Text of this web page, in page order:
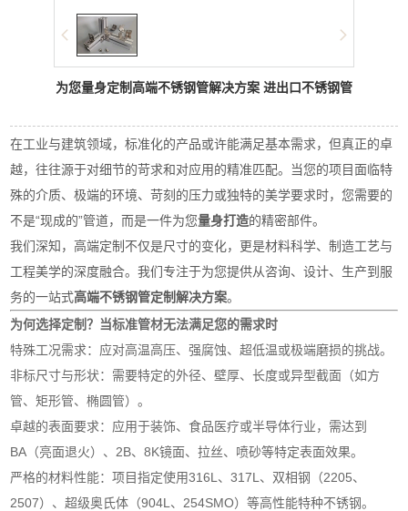
为您量身定制高端不锈钢管解决方案 进出口不锈钢管
在工业与建筑领域，标准化的产品或许能满足基本需求，但真正的卓
越，往往源于对细节的苛求和对应用的精准匹配。当您的项目面临特
殊的介质、极端的环境、苛刻的压力或独特的美学要求时，您需要的
不是“现成的”管道，而是一件为您量身打造的精密部件。
我们深知，高端定制不仅是尺寸的变化，更是材料科学、制造工艺与
工程美学的深度融合。我们专注于为您提供从咨询、设计、生产到服
务的一站式高端不锈钢管定制解决方案。
为何选择定制？当标准管材无法满足您的需求时
特殊工况需求：应对高温高压、强腐蚀、超低温或极端磨损的挑战。
非标尺寸与形状：需要特定的外径、壁厚、长度或异型截面（如方
管、矩形管、椭圆管）。
卓越的表面要求：应用于装饰、食品医疗或半导体行业，需达到
BA（亮面退火）、2B、8K镜面、拉丝、喷砂等特定表面效果。
严格的材料性能：项目指定使用316L、317L、双相钢（2205、
2507）、超级奥氏体（904L、254SMO）等高性能特种不锈钢。